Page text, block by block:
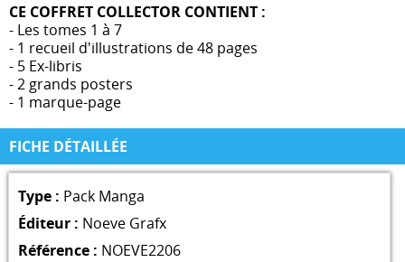
CE COFFRET COLLECTOR CONTIENT :
- Les tomes 1 à 7
- 1 recueil d'illustrations de 48 pages
- 5 Ex-libris
- 2 grands posters
- 1 marque-page
FICHE DÉTAILLÉE
Type : Pack Manga
Éditeur : Noeve Grafx
Référence : NOEVE2206